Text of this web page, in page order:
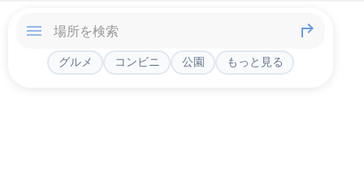
グルメ コンビニ 公園 もっと見る